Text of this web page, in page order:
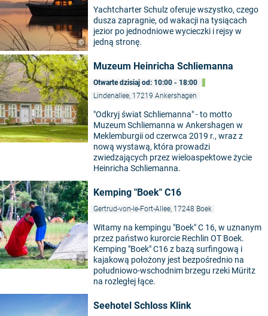
©
Yachtcharter Schulz oferuje wszystko, czego
dusza zapragnie, od wakacji na tysiącach
jezior po jednodniowe wycieczki i rejsy w
jedną stronę.
Muzeum Heinricha Schliemanna
Otwarte dzisiaj od: 10:00 - 18:00
Lindenallee, 17219 Ankershagen
"Odkryj świat Schliemanna" - to motto
Muzeum Schliemanna w Ankershagen w
Meklemburgii od czerwca 2019 r., wraz z
nową wystawą, która prowadzi
zwiedzających przez wieloaspektowe życie
Heinricha Schliemanna.
©
Kemping "Boek" C16
Gertrud-von-le-Fort-Allee, 17248 Boek
Witamy na kempingu "Boek" C 16, w uznanym
przez państwo kurorcie Rechlin OT Boek.
Kemping "Boek" C16 z bazą surfingową i
kajakową położony jest bezpośrednio na
południowo-wschodnim brzegu rzeki Müritz
na rozległej łące.
Seehotel Schloss Klink